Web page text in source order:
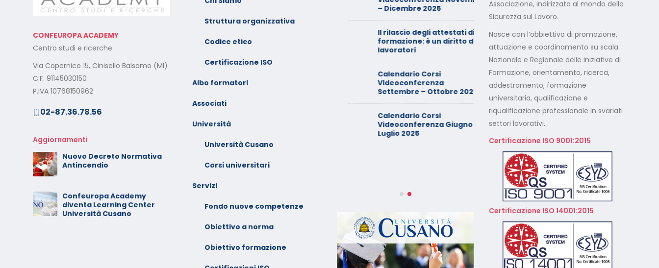
CONFEUROPA ACADEMY
Centro studi e ricerche
Via Copernico 15, Cinisello Balsamo (MI)
C.F. 91145030150
P.IVA 10768150962
02-87.36.78.56
Aggiornamenti
Nuovo Decreto Normativa
Antincendio
Confeuropa Academy
diventa Learning Center
Università Cusano
Struttura organizzativa
Codice etico
Certificazione ISO
Albo formatori
Associati
Università
Università Cusano
Corsi universitari
Servizi
Fondo nuove competenze
Obiettivo a norma
Obiettivo formazione
– Dicembre 2025
Il rilascio degli attestati di
formazione: è un diritto dei
lavoratori
Calendario Corsi
Videoconferenza
Settembre – Ottobre 2025
Calendario Corsi
Videoconferenza Maggio –
setaccio
working, riconosciuto
Videoconferenza Marzo –
Videoconferenza Gennaio –
– Dicembre 2025
Il rilascio degli attestati di
formazione: è un diritto dei
lavoratori
Calendario Corsi
Videoconferenza
Settembre – Ottobre 2025
Calendario Corsi
Videoconferenza Giugno –
Luglio 2025
entrambi i genitori
Calendario Corsi
Videoconferenza Maggio –
Giugno 2026
Minimarket di Rozzano al
setaccio
Cade dalla sedia in smart
working, riconosciuto
Calendario Corsi
Videoconferenza Marzo –
Aprile 2026
Calendario Corsi
Videoconferenza Gennaio –
Febbraio 2026
Associazione, indirizzata al mondo della
Sicurezza sul Lavoro.
Nasce con l’obbiettivo di promozione,
attuazione e coordinamento su scala
Nazionale e Regionale delle iniziative di
Formazione, orientamento, ricerca,
addestramento, formazione
universitaria, qualificazione e
riqualificazione professionale in svariati
settori lavorativi.
Certificazione ISO 9001:2015
Certificazione ISO 14001:2015